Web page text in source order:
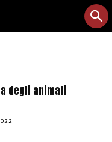
degli animali